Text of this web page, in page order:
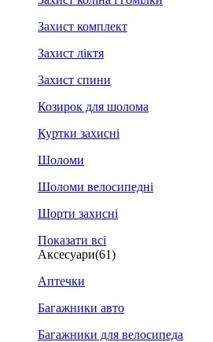
Захист комплект
Захист ліктя
Захист спини
Козирок для шолома
Куртки захисні
Шоломи
Шоломи велосипедні
Шорти захисні
Показати всі
Аксесуари(61)
Аптечки
Багажники авто
Багажники для велосипеда